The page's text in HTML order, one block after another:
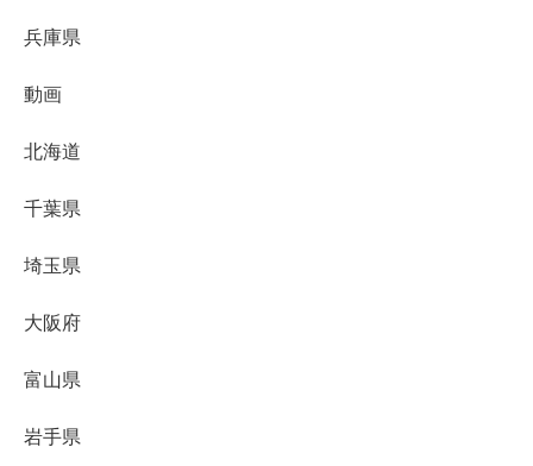
兵庫県
動画
北海道
千葉県
埼玉県
大阪府
富山県
岩手県